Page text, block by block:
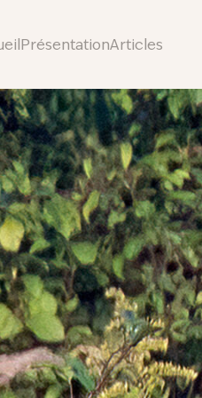
PrésentationArticles